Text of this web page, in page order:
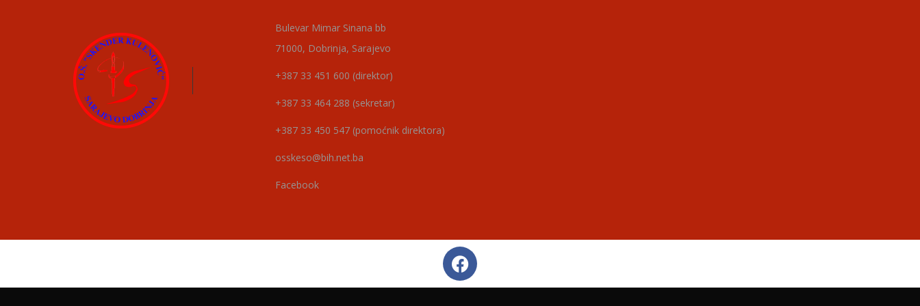
Bulevar Mimar Sinana bb
71000, Dobrinja, Sarajevo
+387 33 451 600 (direktor)
+387 33 464 288 (sekretar)
+387 33 450 547 (pomoćnik direktora)
osskeso@bih.net.ba
Facebook